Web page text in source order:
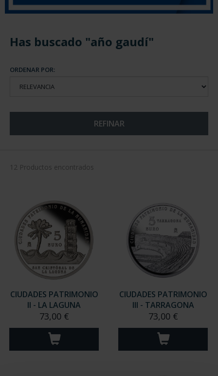
Has buscado "año gaudí"
ORDENAR POR:
REFINAR
12 Productos encontrados
CIUDADES PATRIMONIO
II - LA LAGUNA
73,00 €
CIUDADES PATRIMONIO
III - TARRAGONA
73,00 €